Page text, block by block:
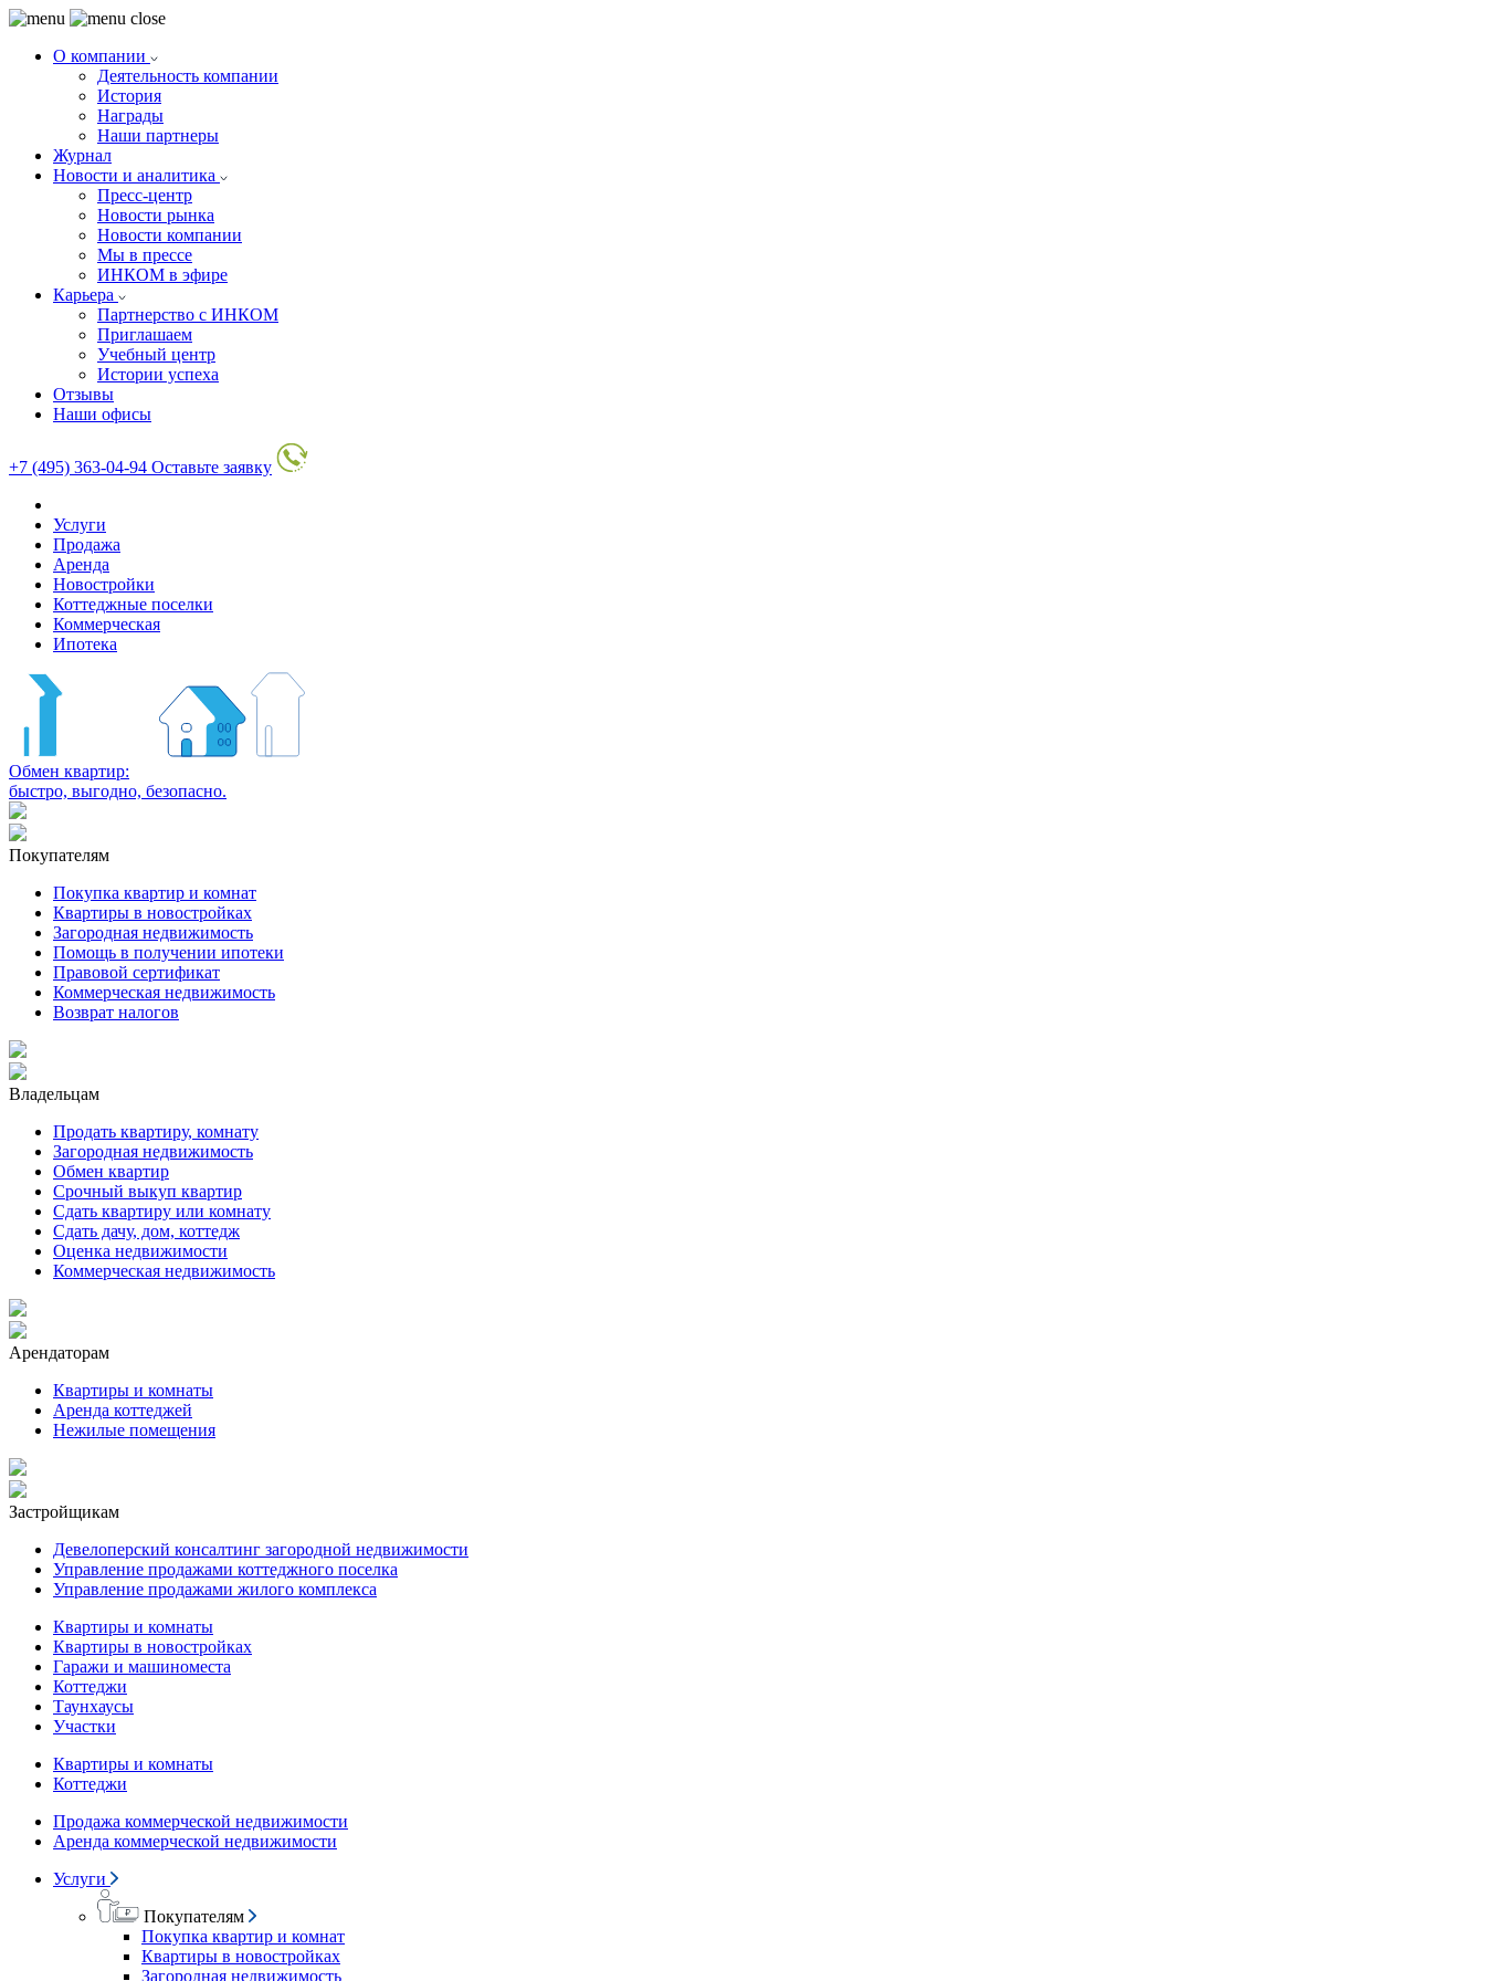
О компании
Деятельность компании
История
Награды
Наши партнеры
Журнал
Новости и аналитика
Пресс-центр
Новости рынка
Новости компании
Мы в прессе
ИНКОМ в эфире
Карьера
Партнерство с ИНКОМ
Приглашаем
Учебный центр
Истории успеха
Отзывы
Наши офисы
+7 (495) 363-04-94 Оставьте заявку
Услуги
Продажа
Аренда
Новостройки
Коттеджные поселки
Коммерческая
Ипотека
Обмен квартир:
быстро, выгодно, безопасно.
Покупателям
Покупка квартир и комнат
Квартиры в новостройках
Загородная недвижимость
Помощь в получении ипотеки
Правовой сертификат
Коммерческая недвижимость
Возврат налогов
Владельцам
Продать квартиру, комнату
Загородная недвижимость
Обмен квартир
Срочный выкуп квартир
Сдать квартиру или комнату
Сдать дачу, дом, коттедж
Оценка недвижимости
Коммерческая недвижимость
Арендаторам
Квартиры и комнаты
Аренда коттеджей
Нежилые помещения
Застройщикам
Девелоперский консалтинг загородной недвижимости
Управление продажами коттеджного поселка
Управление продажами жилого комплекса
Квартиры и комнаты
Квартиры в новостройках
Гаражи и машиноместа
Коттеджи
Таунхаусы
Участки
Квартиры и комнаты
Коттеджи
Продажа коммерческой недвижимости
Аренда коммерческой недвижимости
Услуги
Покупателям
Покупка квартир и комнат
Квартиры в новостройках
Загородная недвижимость